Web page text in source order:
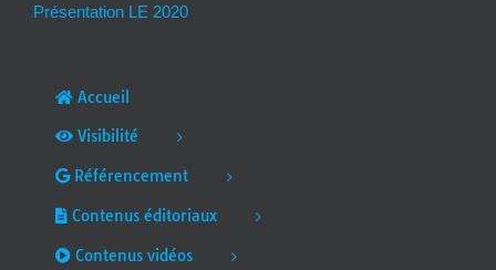
Présentation LE 2020
Accueil
Visibilité
Référencement
Contenus éditoriaux
Contenus vidéos